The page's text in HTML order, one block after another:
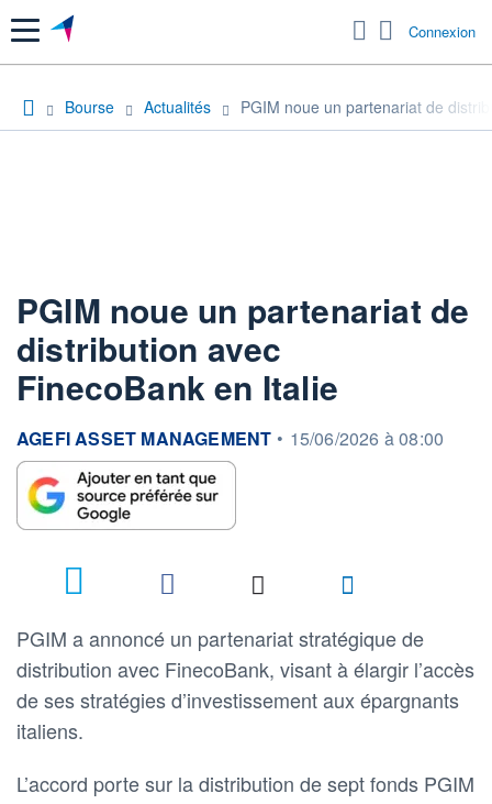
Menu Connexion
Bourse Actualités PGIM noue un partenariat de
PGIM noue un partenariat de
distribution avec
FinecoBank en Italie
information fournie par
AGEFI ASSET MANAGEMENT • 15/06/2026 à 08:00
PGIM a annoncé un partenariat stratégique de
distribution avec FinecoBank, visant à élargir l’accès
de ses stratégies d’investissement aux épargnants
italiens.
L’accord porte sur la distribution de sept fonds PGIM